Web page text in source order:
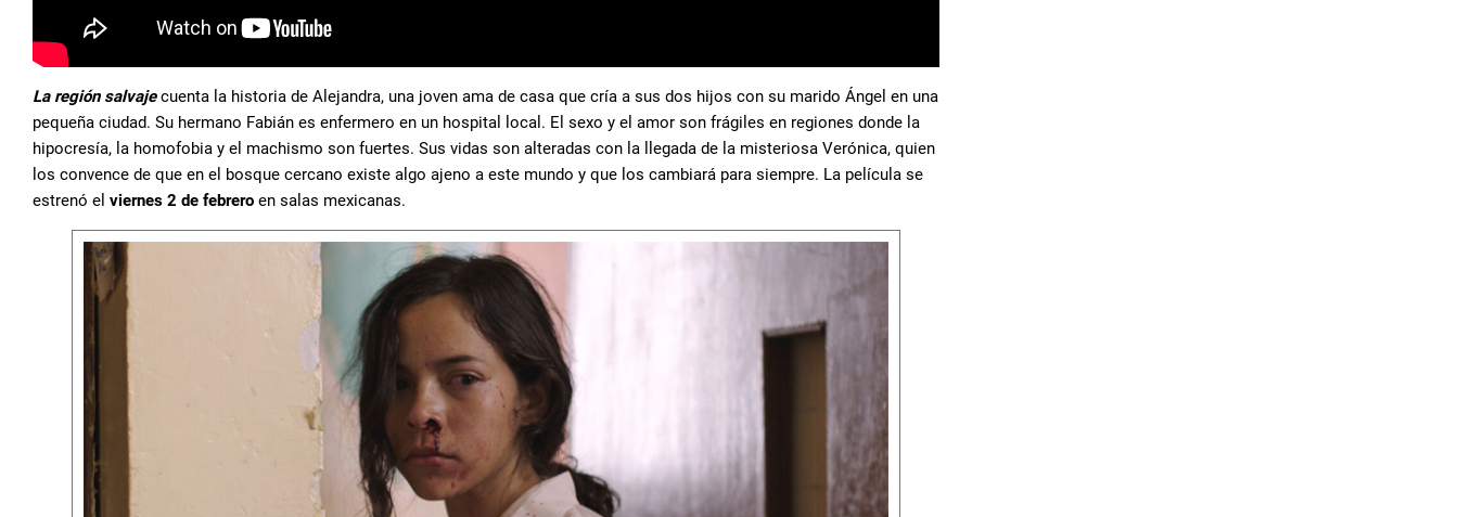
La región salvajecuenta la historia de Alejandra, una joven ama de casa que cría a sus dos hijos con su marido Ángel en una
pequeña ciudad. Su hermano Fabián es enfermero en un hospital local. El sexo y el amor son frágiles en regiones donde la
hipocresía, la homofobia y el machismo son fuertes. Sus vidas son alteradas con la llegada de la misteriosa Verónica, quien
los convence de que en el bosque cercano existe algo ajeno a este mundo y que los cambiará para siempre. La película se
estrenó el viernes 2 de febrero en salas mexicanas.